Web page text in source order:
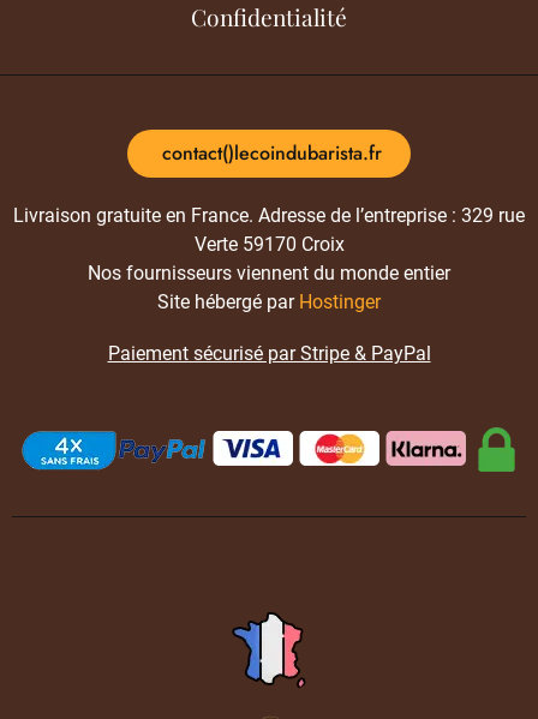
Confidentialité
contact()lecoindubarista.fr
Livraison gratuite en France. Adresse de l’entreprise : 329 rue
Verte 59170 Croix
Nos fournisseurs viennent du monde entier
Site hébergé par Hostinger
Paiement sécurisé par Stripe & PayPal